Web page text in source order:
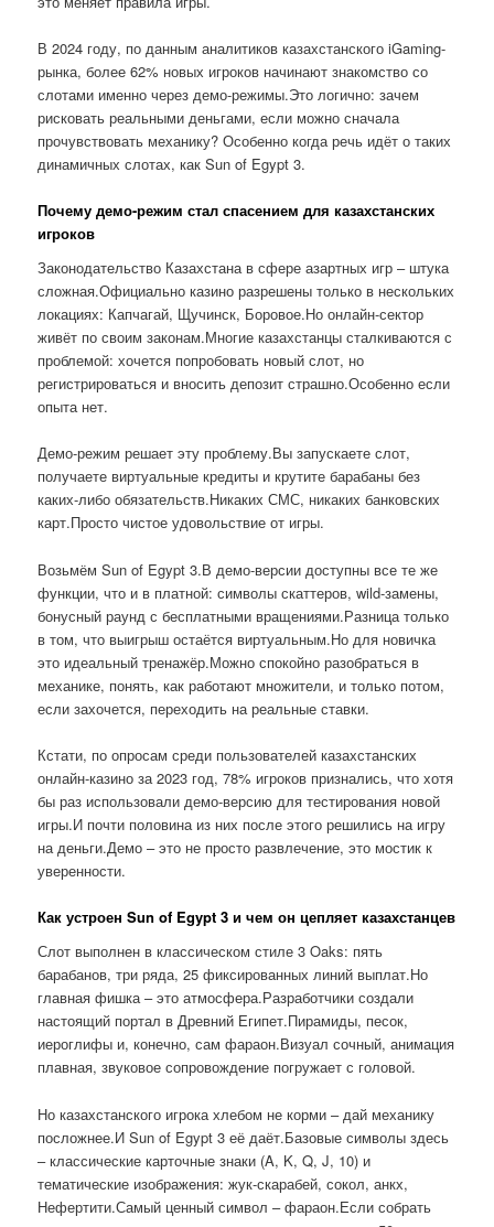
В 2024 году, по данным аналитиков казахстанского iGaming-
рынка, более 62% новых игроков начинают знакомство со
слотами именно через демо-режимы.Это логично: зачем
рисковать реальными деньгами, если можно сначала
прочувствовать механику? Особенно когда речь идёт о таких
динамичных слотах, как Sun of Egypt 3.
Почему демо-режим стал спасением для казахстанских
игроков
Законодательство Казахстана в сфере азартных игр – штука
сложная.Официально казино разрешены только в нескольких
локациях: Капчагай, Щучинск, Боровое.Но онлайн-сектор
живёт по своим законам.Многие казахстанцы сталкиваются с
проблемой: хочется попробовать новый слот, но
регистрироваться и вносить депозит страшно.Особенно если
опыта нет.
Демо-режим решает эту проблему.Вы запускаете слот,
получаете виртуальные кредиты и крутите барабаны без
каких-либо обязательств.Никаких СМС, никаких банковских
карт.Просто чистое удовольствие от игры.
Возьмём Sun of Egypt 3.В демо-версии доступны все те же
функции, что и в платной: символы скаттеров, wild-замены,
бонусный раунд с бесплатными вращениями.Разница только
в том, что выигрыш остаётся виртуальным.Но для новичка
это идеальный тренажёр.Можно спокойно разобраться в
механике, понять, как работают множители, и только потом,
если захочется, переходить на реальные ставки.
Кстати, по опросам среди пользователей казахстанских
онлайн-казино за 2023 год, 78% игроков признались, что хотя
бы раз использовали демо-версию для тестирования новой
игры.И почти половина из них после этого решились на игру
на деньги.Демо – это не просто развлечение, это мостик к
уверенности.
Как устроен Sun of Egypt 3 и чем он цепляет казахстанцев
Слот выполнен в классическом стиле 3 Oaks: пять
барабанов, три ряда, 25 фиксированных линий выплат.Но
главная фишка – это атмосфера.Разработчики создали
настоящий портал в Древний Египет.Пирамиды, песок,
иероглифы и, конечно, сам фараон.Визуал сочный, анимация
плавная, звуковое сопровождение погружает с головой.
Но казахстанского игрока хлебом не корми – дай механику
посложнее.И Sun of Egypt 3 её даёт.Базовые символы здесь
– классические карточные знаки (A, K, Q, J, 10) и
тематические изображения: жук-скарабей, сокол, анкх,
Нефертити.Самый ценный символ – фараон.Если собрать